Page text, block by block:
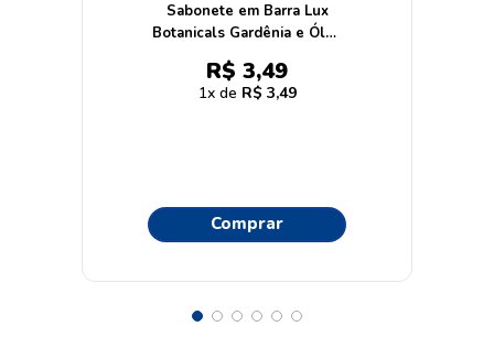
Sabonete em Barra Lux
Botanicals Gardênia e Óleo
de Amêndoas 85g
R$ 3,49
1 R$ 3,49
Comprar